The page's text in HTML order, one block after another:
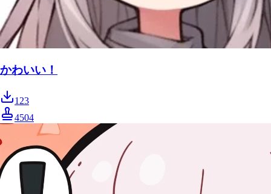
かわいい！
123
4504